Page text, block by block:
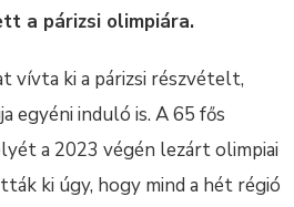
a párizsi olimpiára.
vívta ki a párizsi részvételt,
egyéni induló is. A 65 fős
a 2023 végén lezárt olimpiai
ki úgy, hogy mind a hét régió